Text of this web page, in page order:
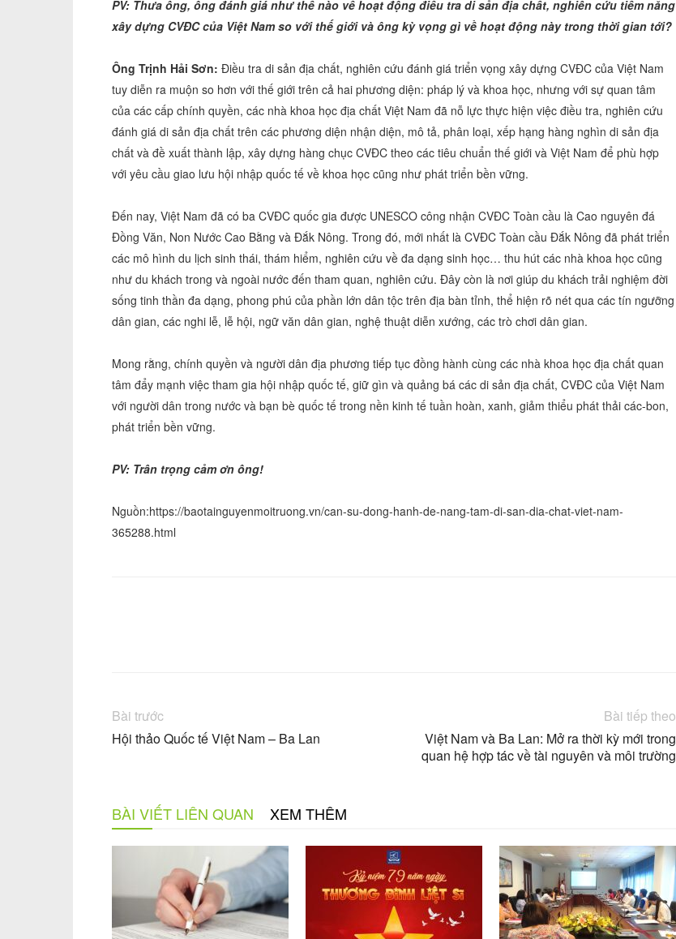
PV: Thưa ông, ông đánh giá như thế nào về hoạt động điều tra di sản địa chất, nghiên cứu tiềm năng
xây dựng CVĐC của Việt Nam so với thế giới và ông kỳ vọng gì về hoạt động này trong thời gian tới?
Ông Trịnh Hải Sơn: Điều tra di sản địa chất, nghiên cứu đánh giá triển vọng xây dựng CVĐC của Việt Nam
tuy diễn ra muộn so hơn với thế giới trên cả hai phương diện: pháp lý và khoa học, nhưng với sự quan tâm
của các cấp chính quyền, các nhà khoa học địa chất Việt Nam đã nỗ lực thực hiện việc điều tra, nghiên cứu
đánh giá di sản địa chất trên các phương diện nhận diện, mô tả, phân loại, xếp hạng hàng nghìn di sản địa
chất và đề xuất thành lập, xây dựng hàng chục CVĐC theo các tiêu chuẩn thế giới và Việt Nam để phù hợp
với yêu cầu giao lưu hội nhập quốc tế về khoa học cũng như phát triển bền vững.
Đến nay, Việt Nam đã có ba CVĐC quốc gia được UNESCO công nhận CVĐC Toàn cầu là Cao nguyên đá
Đồng Văn, Non Nước Cao Bằng và Đắk Nông. Trong đó, mới nhất là CVĐC Toàn cầu Đắk Nông đã phát triển
các mô hình du lịch sinh thái, thám hiểm, nghiên cứu về đa dạng sinh học… thu hút các nhà khoa học cũng
như du khách trong và ngoài nước đến tham quan, nghiên cứu. Đây còn là nơi giúp du khách trải nghiệm đời
sống tinh thần đa dạng, phong phú của phần lớn dân tộc trên địa bàn tỉnh, thể hiện rõ nét qua các tín ngưỡng
dân gian, các nghi lễ, lễ hội, ngữ văn dân gian, nghệ thuật diễn xướng, các trò chơi dân gian.
Mong rằng, chính quyền và người dân địa phương tiếp tục đồng hành cùng các nhà khoa học địa chất quan
tâm đẩy mạnh việc tham gia hội nhập quốc tế, giữ gìn và quảng bá các di sản địa chất, CVĐC của Việt Nam
với người dân trong nước và bạn bè quốc tế trong nền kinh tế tuần hoàn, xanh, giảm thiểu phát thải các-bon,
phát triển bền vững.
PV: Trân trọng cảm ơn ông!
Nguồn:https://baotainguyenmoitruong.vn/can-su-dong-hanh-de-nang-tam-di-san-dia-chat-viet-nam-
365288.html
Bài trước
Hội thảo Quốc tế Việt Nam – Ba Lan
Bài tiếp theo
Việt Nam và Ba Lan: Mở ra thời kỳ mới trong
quan hệ hợp tác về tài nguyên và môi trường
BÀI VIẾT LIÊN QUAN XEM THÊM